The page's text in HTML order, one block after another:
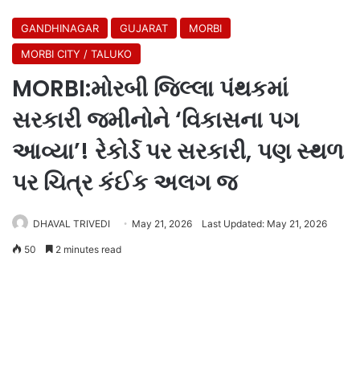
GANDHINAGAR GUJARAT
MORBI
MORBI CITY / TALUKO
MORBI:મોરબી જિલ્લા પંથકમાં
સરકારી જમીનોને ‘વિકાસના પગ
આવ્યા’! રેકોર્ડ પર સરકારી, પણ સ્થળ
પર ચિત્ર કંઈક અલગ જ
DHAVAL TRIVEDI May 21, 2026 Last Updated: May 21, 2026
50 2 minutes read